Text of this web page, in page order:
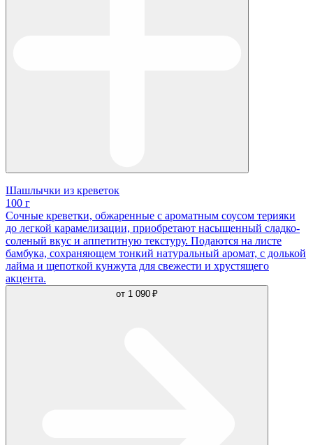
Шашлычки из креветок
100 г
Сочные креветки, обжаренные с ароматным соусом терияки
до легкой карамелизации, приобретают насыщенный сладко-
соленый вкус и аппетитную текстуру. Подаются на листе
бамбука, сохраняющем тонкий натуральный аромат, с долькой
лайма и щепоткой кунжута для свежести и хрустящего
акцента.
от 1 090 ₽